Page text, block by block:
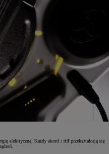
elektryczną. Każdy akord i riff przekształcają się